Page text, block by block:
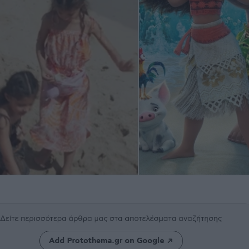
Δείτε περισσότερα άρθρα μας στα αποτελέσματα αναζήτησης
Add Protothema.gr on Google